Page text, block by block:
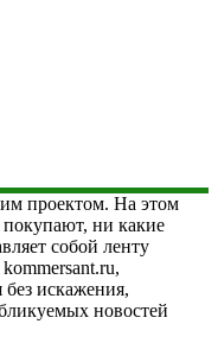
проектом. На этом
покупают, ни какие
собой ленту
искажения,
новостей